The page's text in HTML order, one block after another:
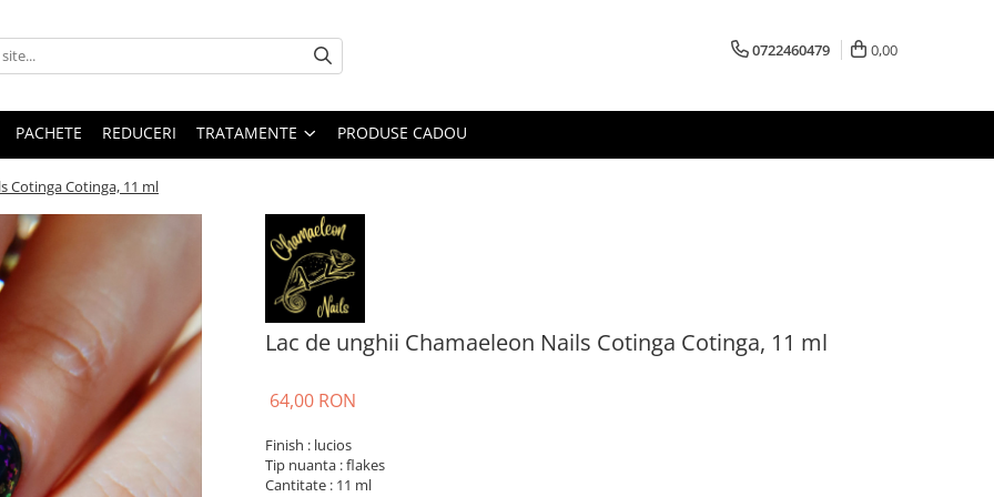
0722460479 0,00
PACHETE REDUCERI TRATAMENTE PRODUSE CADOU
Cotinga Cotinga, 11 ml
Lac de unghii Chamaeleon Nails Cotinga Cotinga, 11 ml
64,00 RON
Finish : lucios
Tip nuanta : flakes
Cantitate : 11 ml